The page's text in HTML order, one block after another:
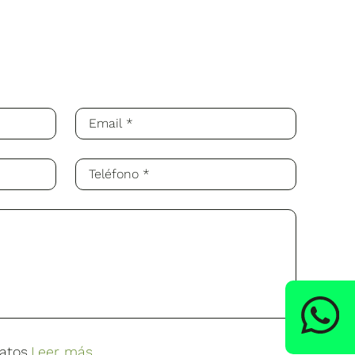
1134 x 30 mm
en producción al 80% * (consultar
electricidad de la vivienda.
que pueden llevar a cabo todo tu
.
Leer más